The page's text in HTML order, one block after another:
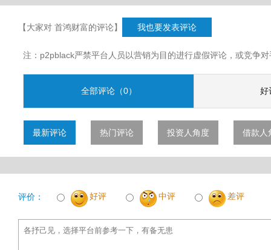
【大家对 首鸿财富的评论】 我也要发表评论
注：p2pblack严禁平台人员以营销为目的进行虚假评论，或竞争
全部评论（0） 好
最新评论 热门评论 投资人角度 借款人
评价： 好评 中评 差评